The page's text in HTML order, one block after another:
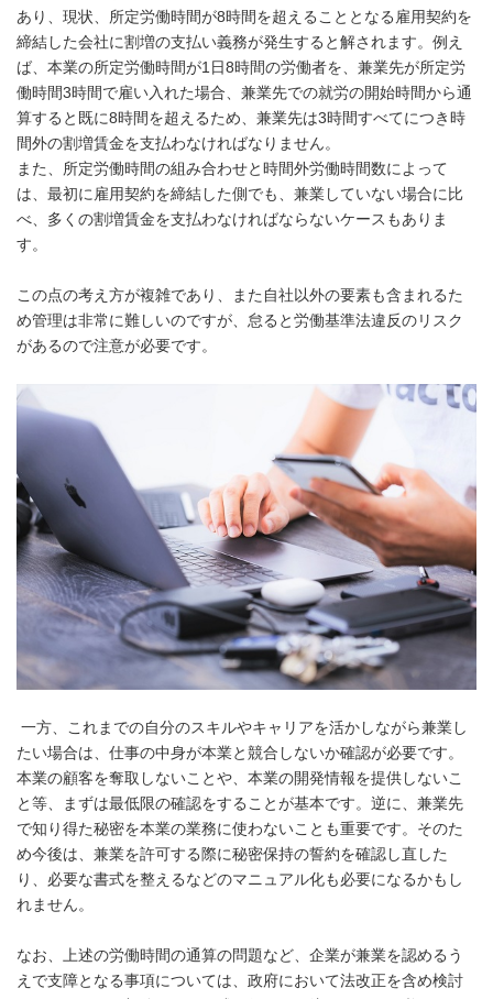
あり、現状、所定労働時間が8時間を超えることとなる雇用契約を
締結した会社に割増の支払い義務が発生すると解されます。例え
ば、本業の所定労働時間が1日8時間の労働者を、兼業先が所定労
働時間3時間で雇い入れた場合、兼業先での就労の開始時間から通
算すると既に8時間を超えるため、兼業先は3時間すべてにつき時
間外の割増賃金を支払わなければなりません。
また、所定労働時間の組み合わせと時間外労働時間数によって
は、最初に雇用契約を締結した側でも、兼業していない場合に比
べ、多くの割増賃金を支払わなければならないケースもありま
す。
この点の考え方が複雑であり、また自社以外の要素も含まれるた
め管理は非常に難しいのですが、怠ると労働基準法違反のリスク
があるので注意が必要です。
一方、これまでの自分のスキルやキャリアを活かしながら兼業し
たい場合は、仕事の中身が本業と競合しないか確認が必要です。
本業の顧客を奪取しないことや、本業の開発情報を提供しないこ
と等、まずは最低限の確認をすることが基本です。逆に、兼業先
で知り得た秘密を本業の業務に使わないことも重要です。そのた
め今後は、兼業を許可する際に秘密保持の誓約を確認し直した
り、必要な書式を整えるなどのマニュアル化も必要になるかもし
れません。
なお、上述の労働時間の通算の問題など、企業が兼業を認めるう
えで支障となる事項については、政府において法改正を含め検討